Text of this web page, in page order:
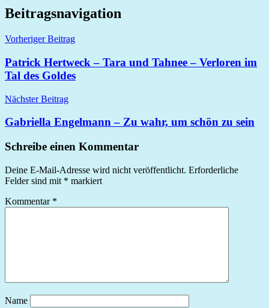
Beitragsnavigation
Vorheriger Beitrag
Patrick Hertweck – Tara und Tahnee – Verloren im
Tal des Goldes
Nächster Beitrag
Gabriella Engelmann – Zu wahr, um schön zu sein
Schreibe einen Kommentar
Deine E-Mail-Adresse wird nicht veröffentlicht. Erforderliche
Felder sind mit * markiert
Kommentar *
Name